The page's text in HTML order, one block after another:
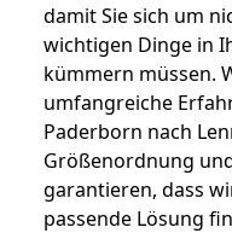
damit Sie sich um
wichtigen Dinge in
kümmern müssen.
umfangreiche
Paderborn nach
Größenordnung
garantieren, dass
passende Lösung